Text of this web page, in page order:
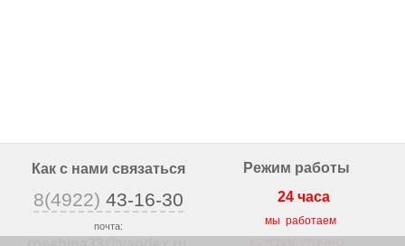
Как с нами связаться
8(4922) 43-16-30
почта:
Режим работы
24 часа
мы работаем